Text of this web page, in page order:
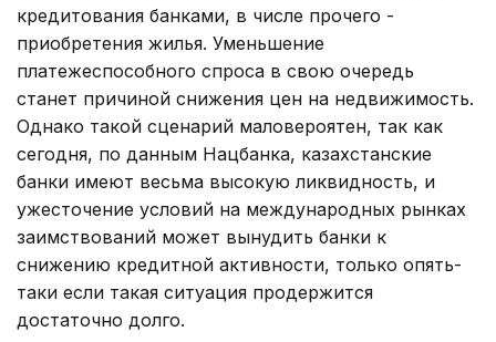
кредитования банками, в числе прочего -
приобретения жилья. Уменьшение
платежеспособного спроса в свою очередь
станет причиной снижения цен на недвижимость.
Однако такой сценарий маловероятен, так как
сегодня, по данным Нацбанка, казахстанские
банки имеют весьма высокую ликвидность, и
ужесточение условий на международных рынках
заимствований может вынудить банки к
снижению кредитной активности, только опять-
таки если такая ситуация продержится
достаточно долго.